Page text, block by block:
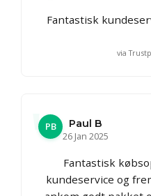
Fantastisk
via
PB
Paul B
26 Jan 2025
Fantastisk
kundeservice og